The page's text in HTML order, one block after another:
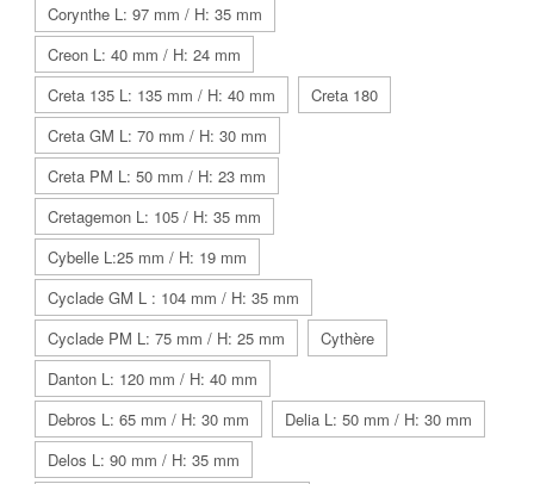
Corynthe L: 97 mm / H: 35 mm
Creon L: 40 mm / H: 24 mm
Creta 135 L: 135 mm / H: 40 mm
Creta 180
Creta GM L: 70 mm / H: 30 mm
Creta PM L: 50 mm / H: 23 mm
Cretagemon L: 105 / H: 35 mm
Cybelle L:25 mm / H: 19 mm
Cyclade GM L : 104 mm / H: 35 mm
Cyclade PM L: 75 mm / H: 25 mm
Cythère
Danton L: 120 mm / H: 40 mm
Debros L: 65 mm / H: 30 mm
Delia L: 50 mm / H: 30 mm
Delos L: 90 mm / H: 35 mm